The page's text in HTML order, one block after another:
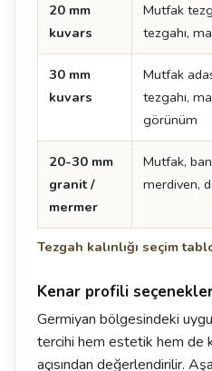
Tezgah kalınlığı seçim
20 mm
kuvars
Mutfak
tezgahı,
30 mm
kuvars
Mutfak
tezgahı,
görünüm
20-30 mm
granit /
mermer
Mutfak,
merdiven,
Kenar profili
Germiyan bölgesindeki
tercihi hem estetik hem de
açısından değerlendirilir.